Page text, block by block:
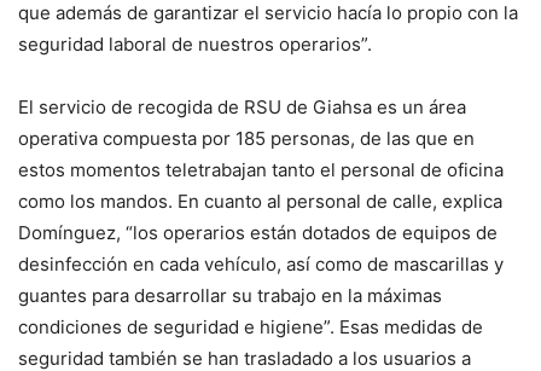
que además de garantizar el servicio hacía lo propio con la
seguridad laboral de nuestros operarios”.
El servicio de recogida de RSU de Giahsa es un área
operativa compuesta por 185 personas, de las que en
estos momentos teletrabajan tanto el personal de oficina
como los mandos. En cuanto al personal de calle, explica
Domínguez, “los operarios están dotados de equipos de
desinfección en cada vehículo, así como de mascarillas y
guantes para desarrollar su trabajo en la máximas
condiciones de seguridad e higiene”. Esas medidas de
seguridad también se han trasladado a los usuarios a